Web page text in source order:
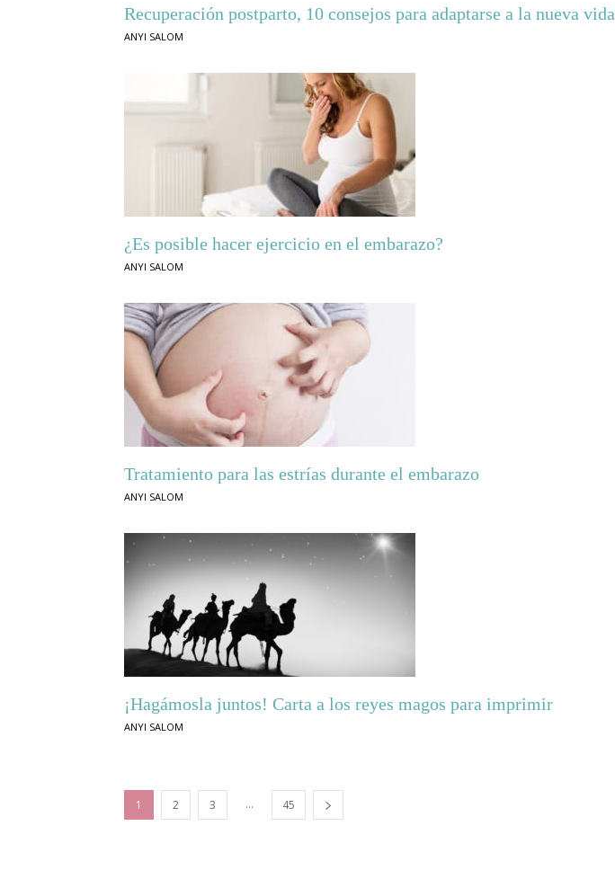
Recuperación postparto, 10 consejos para adaptarse a la nueva vida
ANYI SALOM
¿Es posible hacer ejercicio en el embarazo?
ANYI SALOM
Tratamiento para las estrías durante el embarazo
ANYI SALOM
¡Hagámosla juntos! Carta a los reyes magos para imprimir
ANYI SALOM
1 2 3 ... 45